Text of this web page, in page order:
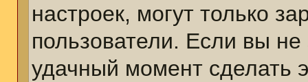
настроек, могут только
пользователи. Если вы
удачный момент сделать